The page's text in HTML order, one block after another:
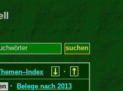
·
· Belege nach 2013